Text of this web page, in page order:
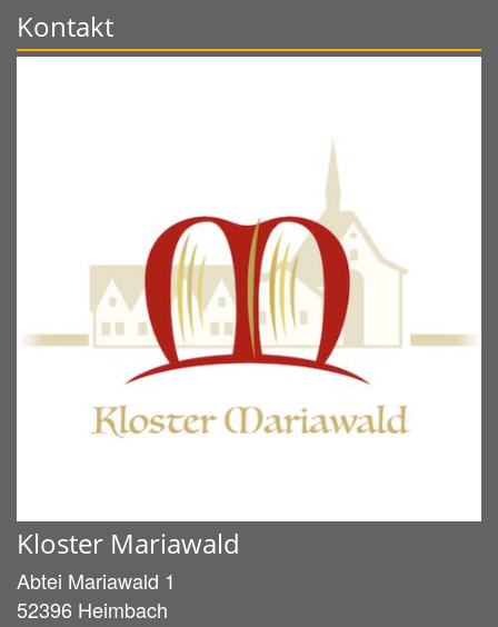
Kontakt
Kloster Mariawald
Abtei Mariawald 1
52396 Heimbach